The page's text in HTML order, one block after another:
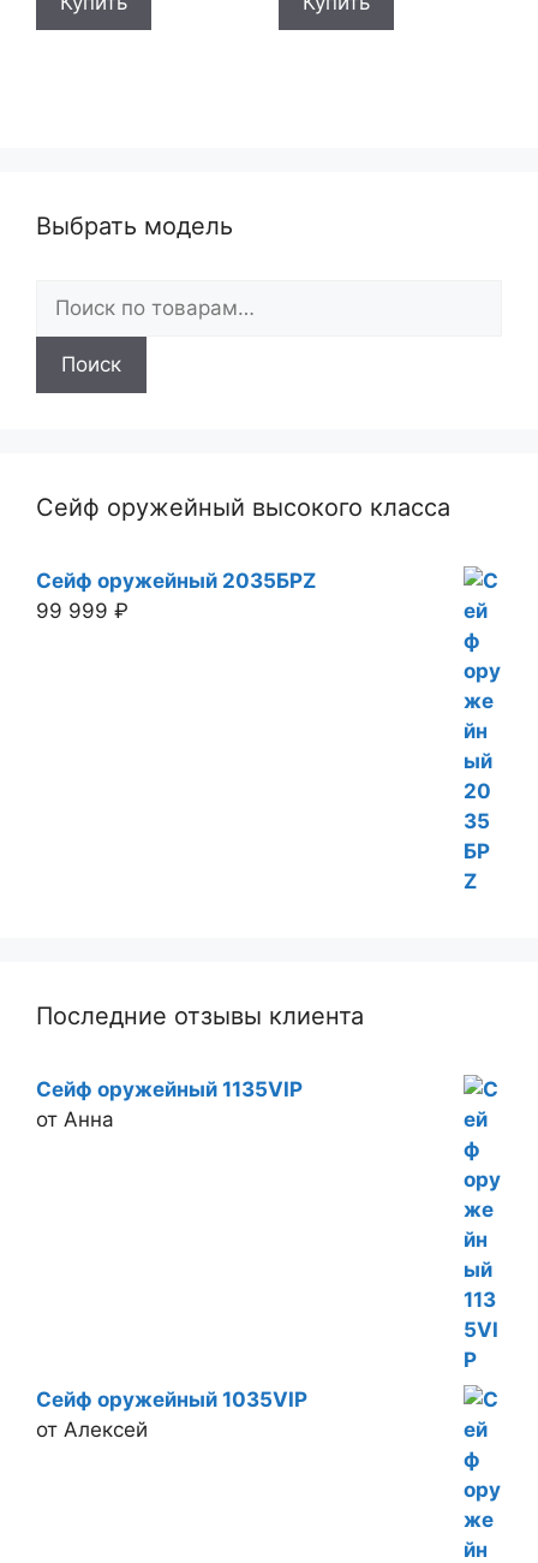
Выбрать модель
Поиск
Сейф оружейный высокого класса
Сейф оружейный 2035БРZ
99 999 ₽
Последние отзывы клиента
Сейф оружейный 1135VIP
от Анна
Сейф оружейный 1035VIP
от Алексей